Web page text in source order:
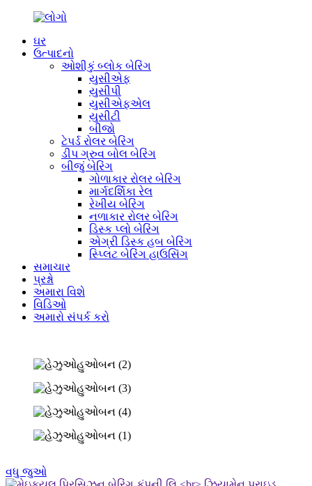
ઘર
ઉત્પાદનો
ઓશીકું બ્લોક બેરિંગ
યુસીએફ
યુસીપી
યુસીએફએલ
યુસીટી
બીજો
ટેપર્ડ રોલર બેરિંગ
ડીપ ગ્રુવ બોલ બેરિંગ
બીજું બેરિંગ
ગોળાકાર રોલર બેરિંગ
માર્ગદર્શિકા રેલ
રેખીય બેરિંગ
નળાકાર રોલર બેરિંગ
ડિસ્ક પ્લો બેરિંગ
એગ્રી ડિસ્ક હબ બેરિંગ
સ્પ્લિટ બેરિંગ હાઉસિંગ
સમાચાર
પ્રશ્નો
અમારા વિશે
વિડિઓ
અમારો સંપર્ક કરો
વધુ જુઓ